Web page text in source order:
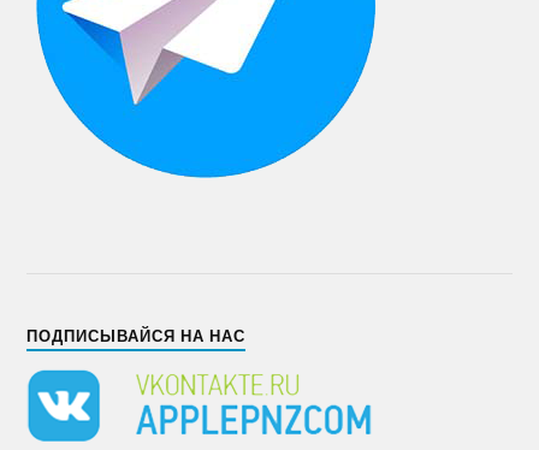
ПОДПИСЫВАЙСЯ НА НАС